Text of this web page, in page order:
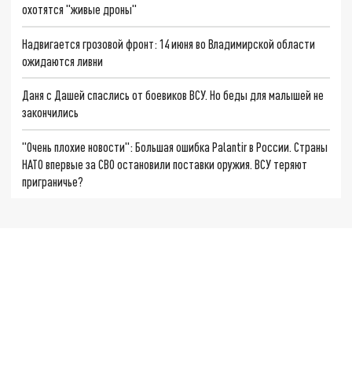
охотятся "живые дроны"
Надвигается грозовой фронт: 14 июня во Владимирской области
ожидаются ливни
Даня с Дашей спаслись от боевиков ВСУ. Но беды для малышей не
закончились
"Очень плохие новости": Большая ошибка Palantir в России. Страны
НАТО впервые за СВО остановили поставки оружия. ВСУ теряют
приграничье?